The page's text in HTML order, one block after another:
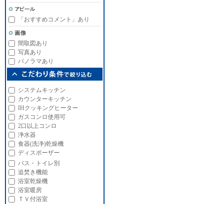
「おすすめコメント」あり
間取図あり
写真あり
パノラマあり
システムキッチン
カウンターキッチン
IHクッキングヒーター
ガスコンロ使用可
2口以上コンロ
浄水器
食器(洗浄)乾燥機
ディスポーザー
バス・トイレ別
追焚き機能
浴室乾燥機
浴室暖房
ＴＶ付浴室